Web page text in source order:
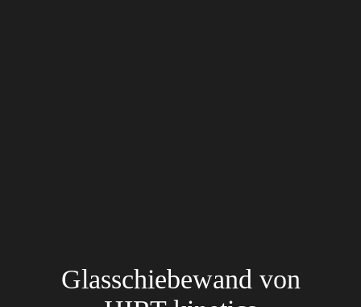
Glasschiebewand von